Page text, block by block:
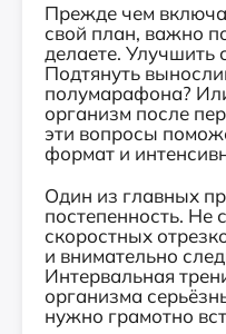
Прежде чем
свой план, важно
делаете. Улучшить
Подтянуть
полумарафона?
организм после
эти вопросы
формат и
Один из главных
постепенность. Не
скоростных
и внимательно
Интервальная
организма
нужно грамотно